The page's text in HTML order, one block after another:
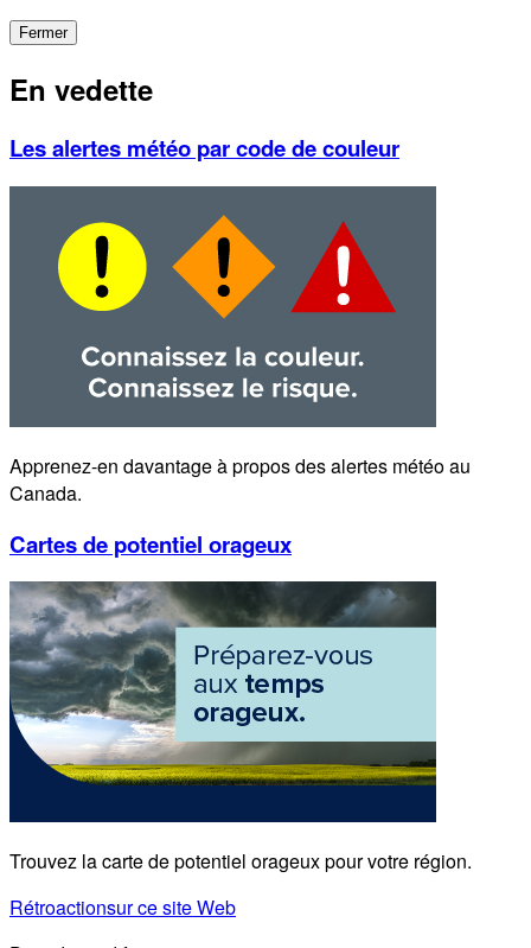
Fermer
En vedette
Les alertes météo par code de couleur
Apprenez-en davantage à propos des alertes météo au
Canada.
Cartes de potentiel orageux
Trouvez la carte de potentiel orageux pour votre région.
Rétroactionsur ce site Web